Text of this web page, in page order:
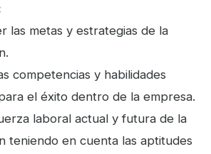
las metas y estrategias de la
competencias y habilidades
el éxito dentro de la empresa.
laboral actual y futura de la
teniendo en cuenta las aptitudes